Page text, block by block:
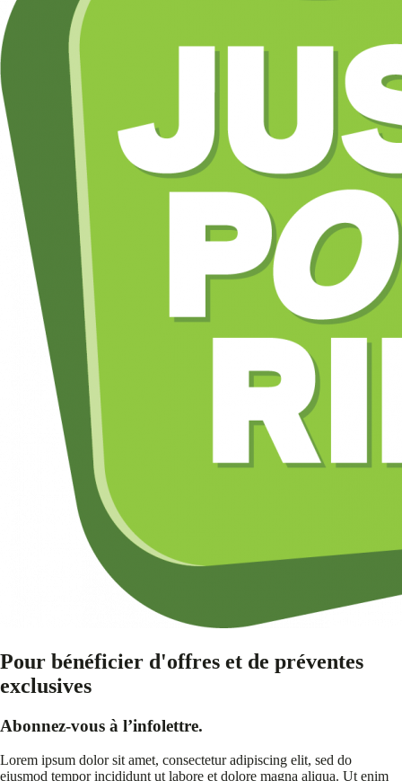
Pour bénéficier d'offres et de préventes
exclusives
Abonnez-vous à l’infolettre.
Lorem ipsum dolor sit amet, consectetur adipiscing elit, sed do
eiusmod tempor incididunt ut labore et dolore magna aliqua. Ut enim